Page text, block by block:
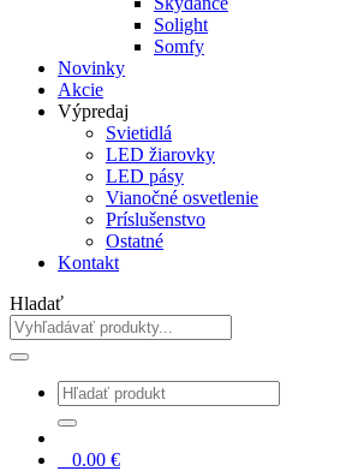
Solight
Somfy
Novinky
Akcie
Výpredaj
Svietidlá
LED žiarovky
LED pásy
Vianočné osvetlenie
Príslušenstvo
Ostatné
Kontakt
Hladať
0.00 €